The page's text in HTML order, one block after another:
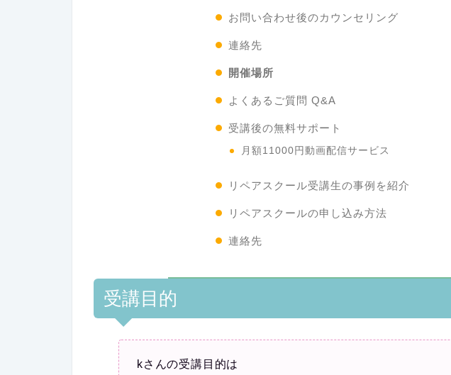
お問い合わせ後のカウンセリング
連絡先
開催場所
よくあるご質問 Q&A
受講後の無料サポート
月額11000円動画配信サービス
リペアスクール受講生の事例を紹介
リペアスクールの申し込み方法
連絡先
受講目的
kさんの受講目的は